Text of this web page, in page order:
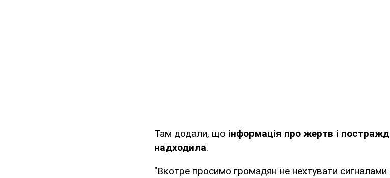
Там додали, що інформація про жертв і
надходила.
"Вкотре просимо громадян не нехтувати сигналами